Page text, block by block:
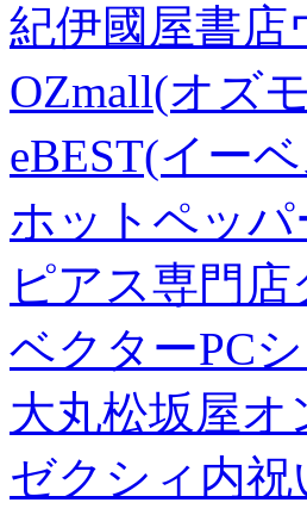
紀伊國屋書
OZmall(オズ
eBEST(イー
ホットペッパ
ピアス専門
ベクターPC
大丸松坂屋
ゼクシィ内